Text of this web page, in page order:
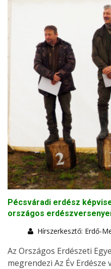
Pécsváradi erdész
országos
Hírszerkesztő: Erdő-
Az Országos Erdészeti
megrendezi Az Év